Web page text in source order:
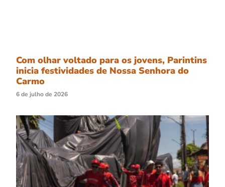
Com olhar voltado para os jovens, Parintins
inicia festividades de Nossa Senhora do
Carmo
6 de julho de 2026